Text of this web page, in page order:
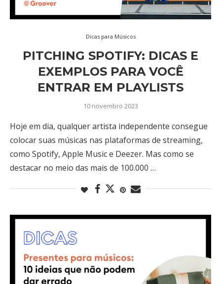
Dicas para Músicos
PITCHING SPOTIFY: DICAS E
EXEMPLOS PARA VOCÊ
ENTRAR EM PLAYLISTS
10 novembro 2023
Hoje em dia, qualquer artista independente consegue
colocar suas músicas nas plataformas de streaming,
como Spotify, Apple Music e Deezer. Mas como se
destacar no meio das mais de 100.000 …